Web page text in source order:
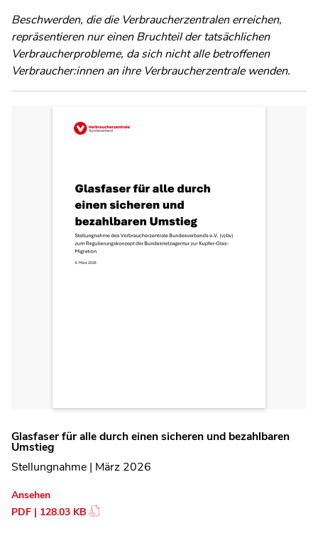
Beschwerden, die die Verbraucherzentralen erreichen,
repräsentieren nur einen Bruchteil der tatsächlichen
Verbraucherprobleme, da sich nicht alle betroffenen
Verbraucher:innen an ihre Verbraucherzentrale wenden.
Glasfaser für alle durch einen sicheren und bezahlbaren
Umstieg
Stellungnahme | März 2026
Ansehen
PDF | 128.03 KB